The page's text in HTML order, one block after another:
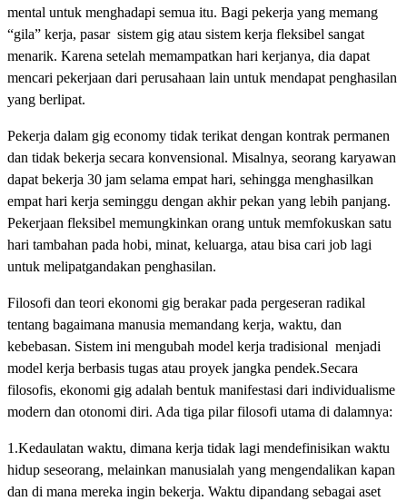
mental untuk menghadapi semua itu. Bagi pekerja yang memang
“gila” kerja, pasar sistem gig atau sistem kerja fleksibel sangat
menarik. Karena setelah memampatkan hari kerjanya, dia dapat
mencari pekerjaan dari perusahaan lain untuk mendapat penghasilan
yang berlipat.
Pekerja dalam gig economy tidak terikat dengan kontrak permanen
dan tidak bekerja secara konvensional. Misalnya, seorang karyawan
dapat bekerja 30 jam selama empat hari, sehingga menghasilkan
empat hari kerja seminggu dengan akhir pekan yang lebih panjang.
Pekerjaan fleksibel memungkinkan orang untuk memfokuskan satu
hari tambahan pada hobi, minat, keluarga, atau bisa cari job lagi
untuk melipatgandakan penghasilan.
Filosofi dan teori ekonomi gig berakar pada pergeseran radikal
tentang bagaimana manusia memandang kerja, waktu, dan
kebebasan. Sistem ini mengubah model kerja tradisional menjadi
model kerja berbasis tugas atau proyek jangka pendek.Secara
filosofis, ekonomi gig adalah bentuk manifestasi dari individualisme
modern dan otonomi diri. Ada tiga pilar filosofi utama di dalamnya:
1.Kedaulatan waktu, dimana kerja tidak lagi mendefinisikan waktu
hidup seseorang, melainkan manusialah yang mengendalikan kapan
dan di mana mereka ingin bekerja. Waktu dipandang sebagai aset